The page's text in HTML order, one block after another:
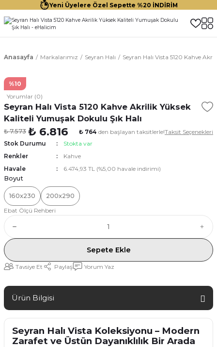
Yeni Üyelere Özel Sepette %20 İNDİRİM
Anasayfa Markalarımız Seyran Halı Seyran Halı Vista 5120 Kahve
%10
Yorumlar (0)
Seyran Halı Vista 5120 Kahve Akrilik Yüksek
Kaliteli Yumuşak Dokulu Şık Halı
₺ 7.573 ₺ 6.816 ₺ 764 den başlayan taksitlerle!Taksit Seçenekleri
Stok Durumu
Stokta var
Renkler
Kahve
Havale
6.474,93 TL (%5,00 havale indirimi)
Boyut
160x230
200x290
Ebat Ölçü Rehberi
Sepete Ekle
Tavsiye Et Paylaş Yorum Yaz
Ürün Bilgisi
Seyran Halı Vista Koleksiyonu – Modern
Zarafet ve Üstün Dayanıklılık Bir Arada